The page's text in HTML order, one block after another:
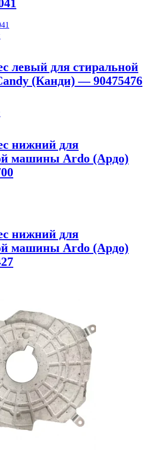
левый для стиральной
(Канди) — 90475476
нижний для
машины Ardo (Ардо)
нижний для
машины Ardo (Ардо)